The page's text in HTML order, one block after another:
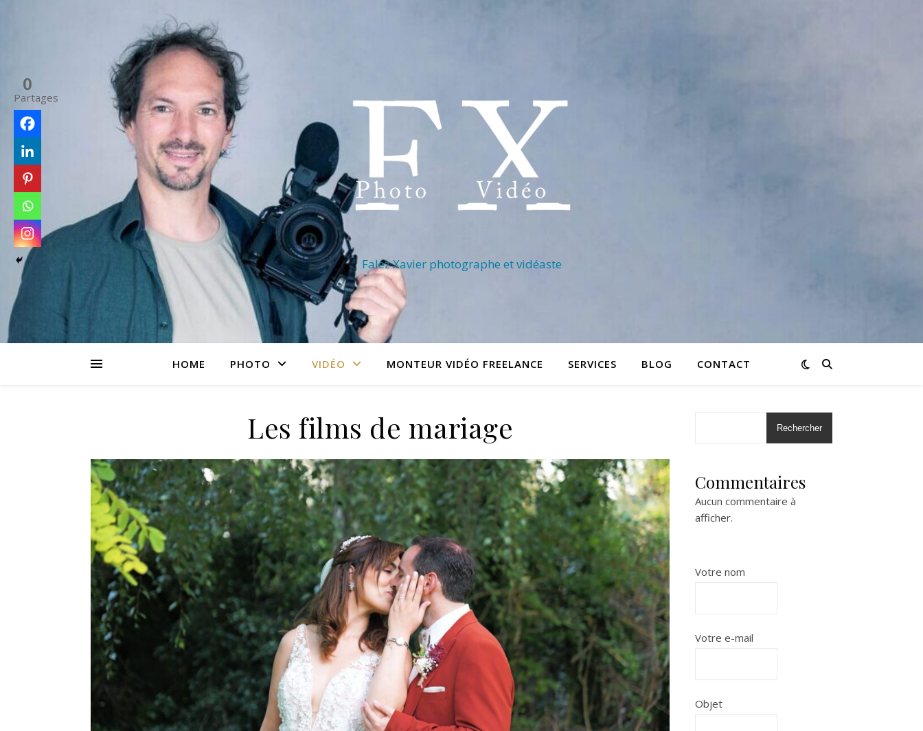
Falez Xavier photographe et vidéaste
HOME PHOTO VIDÉO MONTEUR VIDÉO FREELANCE SERVICES BLOG CONTACT
Les films de mariage
0
Partages
Rechercher
Commentaires
Aucun commentaire à
afficher.
Votre nom
Votre e-mail
Objet